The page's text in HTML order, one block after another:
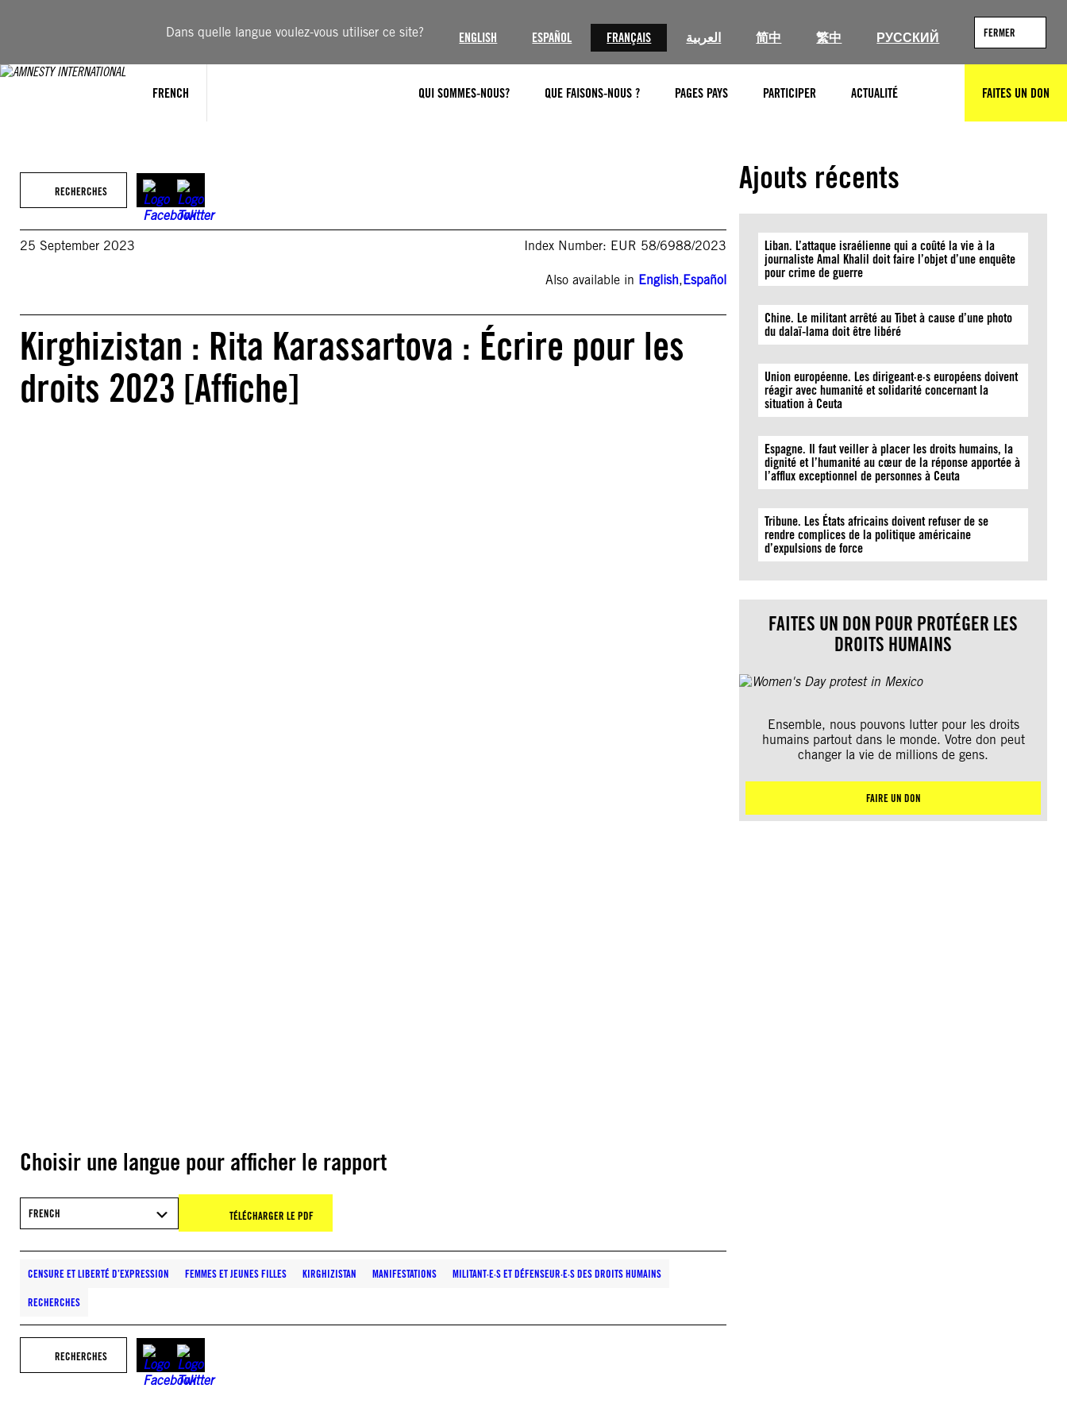
Dans quelle langue voulez-vous utiliser ce site? ENGLISH ESPAÑOL FRANÇAIS العربية 简中 繁中 РУССКИЙ FERMER
FRENCH QUI SOMMES-NOUS? QUE FAISONS-NOUS ? PAGES PAYS PARTICIPER ACTUALITÉ RECHERCHERFAITES UN DON
RECHERCHES
25 September 2023 Index Number: EUR 58/6988/2023
Also available in English,Español
Kirghizistan : Rita Karassartova : Écrire pour les
droits 2023 [Affiche]
Choisir une langue pour afficher le rapport
FRENCH TÉLÉCHARGER LE PDF
CENSURE ET LIBERTÉ D’EXPRESSION FEMMES ET JEUNES FILLES KIRGHIZISTAN MANIFESTATIONS MILITANT·E·S ET DÉFENSEUR·E·S DES DROITS HUMAINS
RECHERCHES
RECHERCHES
Ajouts récents
Liban. L’attaque israélienne qui a coûté la vie à la
journaliste Amal Khalil doit faire l’objet d’une enquête
pour crime de guerre
Chine. Le militant arrêté au Tibet à cause d’une photo
du dalaï-lama doit être libéré
Union européenne. Les dirigeant·e·s européens doivent
réagir avec humanité et solidarité concernant la
situation à Ceuta
Espagne. Il faut veiller à placer les droits humains, la
dignité et l’humanité au cœur de la réponse apportée à
l’afflux exceptionnel de personnes à Ceuta
Tribune. Les États africains doivent refuser de se
rendre complices de la politique américaine
d’expulsions de force
FAITES UN DON POUR PROTÉGER LES
DROITS HUMAINS
Ensemble, nous pouvons lutter pour les droits
humains partout dans le monde. Votre don peut
changer la vie de millions de gens.
FAIRE UN DON